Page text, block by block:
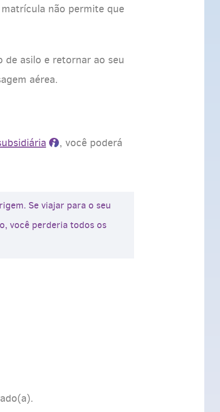
não permite que
asilo e retornar ao seu
aérea.
, você poderá
Se viajar para o seu
você perderia todos os